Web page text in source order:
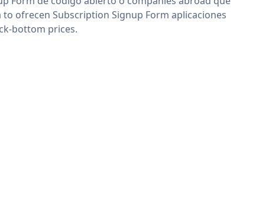
to ofrecen Subscription Signup Form aplicaciones
bottom prices.